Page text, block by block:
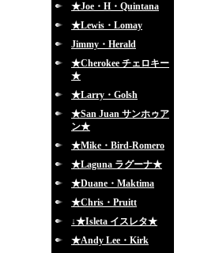
★Joe・H・Quintana
★Lewis・Lomay
Jimmy・Herald
★Cherokee チェロキー
★
★Larry・Golsh
★San Juan サンホゥア
ン★
★Mike・Bird-Romero
★Laguna ラグーナ★
★Duane・Maktima
★Chris・Pruitt
↓★Isleta イスレタ★
★Andy Lee・Kirk